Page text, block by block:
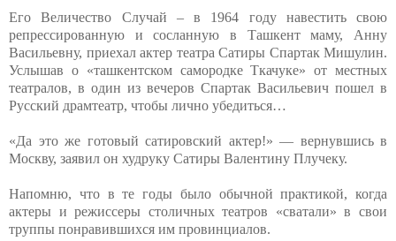
Его Величество Случай – в 1964 году навестить свою
репрессированную и сосланную в Ташкент маму, Анну
Васильевну, приехал актер театра Сатиры Спартак Мишулин.
Услышав о «ташкентском самородке Ткачуке» от местных
театралов, в один из вечеров Спартак Васильевич пошел в
Русский драмтеатр, чтобы лично убедиться…
«Да это же готовый сатировский актер!» — вернувшись в
Москву, заявил он худруку Сатиры Валентину Плучеку.
Напомню, что в те годы было обычной практикой, когда
актеры и режиссеры столичных театров «сватали» в свои
труппы понравившихся им провинциалов.